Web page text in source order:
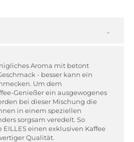
Aroma mit betont
- besser kann ein
Um dem
Genießer ein ausgewogenes
bei dieser Mischung die
in einem speziellen
sorgsam veredelt. So
einen exklusiven Kaffee
Qualität.